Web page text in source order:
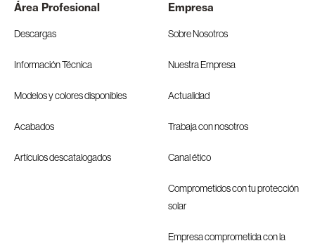
Área Profesional
Descargas
Información Técnica
Modelos y colores disponibles
Acabados
Artículos descatalogados
Empresa
Sobre Nosotros
Nuestra Empresa
Actualidad
Trabaja con nosotros
Canal ético
Comprometidos con tu protección
solar
Empresa comprometida con la